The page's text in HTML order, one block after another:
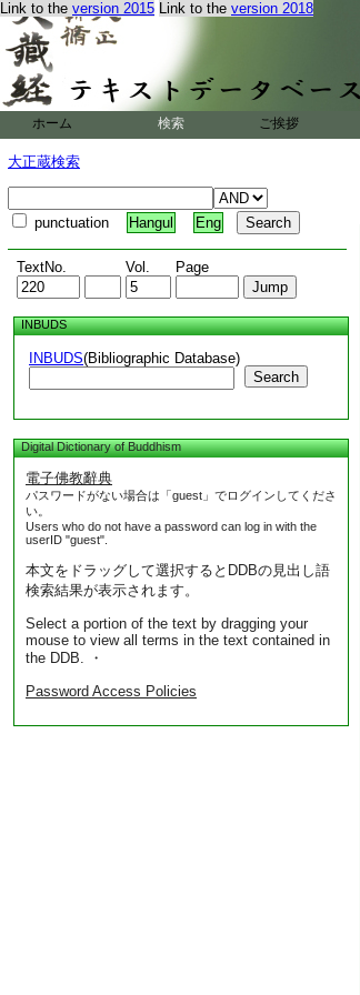
Link to the version 2015 Link to the version 2018
ホーム 検索 ご挨拶
大正蔵検索
punctuation Hangul Eng
TextNo. Vol. Page
INBUDS
INBUDS(Bibliographic Database)
Search
Digital Dictionary of Buddhism
電子佛教辭典
パスワードがない場合は「guest」でログインしてくださ
い。
Users who do not have a password can log in with the
userID "guest".
本文をドラッグして選択するとDDBの見出し語
検索結果が表示されます。
Select a portion of the text by dragging your
mouse to view all terms in the text contained in
the DDB. ・
Password Access Policies